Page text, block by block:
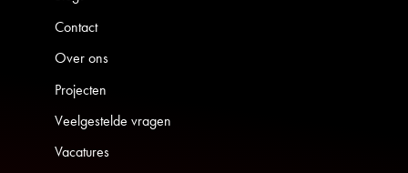
Contact
Over ons
Projecten
Veelgestelde vragen
Vacatures